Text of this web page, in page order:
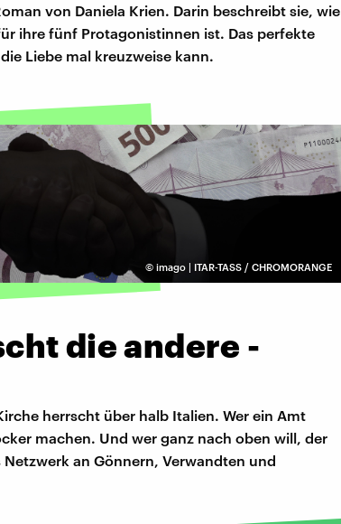
von Daniela Krien. Darin beschreibt sie, wie
ihre fünf Protagonistinnen ist. Das perfekte
Liebe mal kreuzweise kann.
© imago | ITAR-TASS / CHROMORANGE
die andere -
herrscht über halb Italien. Wer ein Amt
machen. Und wer ganz nach oben will, der
an Gönnern, Verwandten und